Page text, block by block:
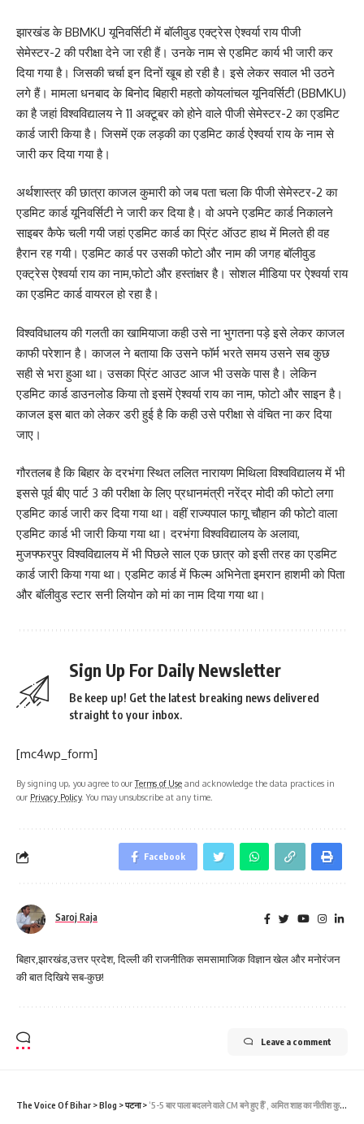
झारखंड के BBMKU यूनिवर्सिटी में बॉलीवुड एक्ट्रेस ऐश्वर्या राय पीजी
सेमेस्टर-2 की परीक्षा देने जा रही हैं। उनके नाम से एडमिट कार्य भी जारी कर
दिया गया है। जिसकी चर्चा इन दिनों खूब हो रही है। इसे लेकर सवाल भी उठने
लगे हैं। मामला धनबाद के बिनोद बिहारी महतो कोयलांचल यूनिवर्सिटी (BBMKU)
का है जहां विश्वविद्यालय ने 11 अक्टूबर को होने वाले पीजी सेमेस्टर-2 का एडमिट
कार्ड जारी किया है। जिसमें एक लड़की का एडमिट कार्ड ऐश्वर्या राय के नाम से
जारी कर दिया गया है।
अर्थशास्त्र की छात्रा काजल कुमारी को जब पता चला कि पीजी सेमेस्टर-2 का
एडमिट कार्ड यूनिवर्सिटी ने जारी कर दिया है। वो अपने एडमिट कार्ड निकालने
साइबर कैफे चली गयी जहां एडमिट कार्ड का प्रिंट ऑउट हाथ में मिलते ही वह
हैरान रह गयी। एडमिट कार्ड पर उसकी फोटो और नाम की जगह बॉलीवुड
एक्ट्रेस ऐश्वर्या राय का नाम,फोटो और हस्तांक्षर है। सोशल मीडिया पर ऐश्वर्या राय
का एडमिट कार्ड वायरल हो रहा है।
विश्वविधालय की गलती का खामियाजा कही उसे ना भुगतना पड़े इसे लेकर काजल
काफी परेशान है। काजल ने बताया कि उसने फॉर्म भरते समय उसने सब कुछ
सही से भरा हुआ था। उसका प्रिंट आउट आज भी उसके पास है। लेकिन
एडमिट कार्ड डाउनलोड किया तो इसमें ऐश्वर्या राय का नाम, फोटो और साइन है।
काजल इस बात को लेकर डरी हुई है कि कही उसे परीक्षा से वंचित ना कर दिया
जाए।
गौरतलब है कि बिहार के दरभंगा स्थित ललित नारायण मिथिला विश्वविद्यालय में भी
इससे पूर्व बीए पार्ट 3 की परीक्षा के लिए प्रधानमंत्री नरेंद्र मोदी की फोटो लगा
एडमिट कार्ड जारी कर दिया गया था। वहीं राज्यपाल फागू चौहान की फोटो वाला
एडमिट कार्ड भी जारी किया गया था। दरभंगा विश्वविद्यालय के अलावा,
मुजफ्फरपुर विश्वविद्यालय में भी पिछले साल एक छात्र को इसी तरह का एडमिट
कार्ड जारी किया गया था। एडमिट कार्ड में फिल्म अभिनेता इमरान हाशमी को पिता
और बॉलीवुड स्टार सनी लियोन को मां का नाम दिया गया था।
Sign Up For Daily Newsletter
Be keep up! Get the latest breaking news delivered
straight to your inbox.
[mc4wp_form]
By signing up, you agree to ourTerms of Use and acknowledge the data practices in
our Privacy Policy. You may unsubscribe at any time.
Facebook
Saroj Raja
बिहार,झारखंड,उत्तर प्रदेश, दिल्ली की राजनीतिक समसामाजिक विज्ञान खेल और मनोरंजन
की बात दिखिये सब-कुछ!
Leave a comment
The Voice Of Bihar >Blog >पटना> ‘5-5 बार पाला बदलने वाले CM बने हुए हैं’, अमित शाह का नीतीश कुमार पर तीखा तंज